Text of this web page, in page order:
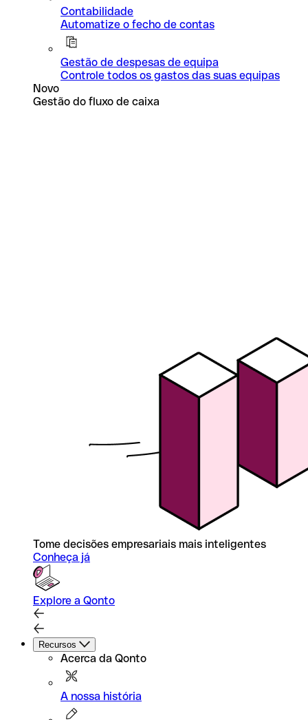
Contabilidade
Automatize o fecho de contas
Gestão de despesas de equipa
Controle todos os gastos das suas equipas
Novo
Gestão do fluxo de caixa
Tome decisões empresariais mais inteligentes
Conheça já
Explore a Qonto
Recursos
Acerca da Qonto
A nossa história